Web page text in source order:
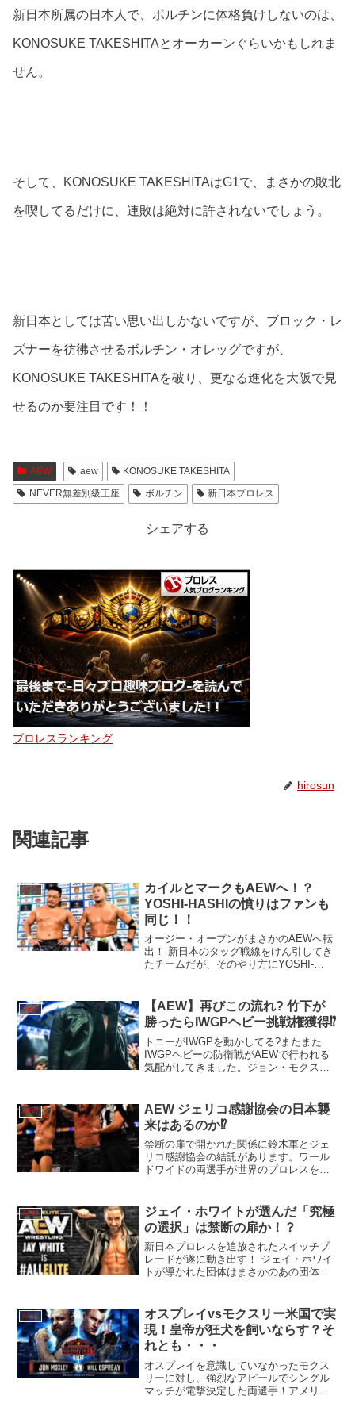
新日本所属の日本人で、ボルチンに体格負けしないのは、
KONOSUKE TAKESHITAとオーカーンぐらいかもしれま
せん。
そして、KONOSUKE TAKESHITAはG1で、まさかの敗北
を喫してるだけに、連敗は絶対に許されないでしょう。
新日本としては苦い思い出しかないですが、ブロック・レ
ズナーを彷彿させるボルチン・オレッグですが、
KONOSUKE TAKESHITAを破り、更なる進化を大阪で見
せるのか要注目です！！
AEW aew
KONOSUKE TAKESHITA
NEVER無差別級王座
ボルチン 新日本プロレス
シェアする
プロレスランキング
hirosun
関連記事
AEW
カイルとマークもAEWへ！？
YOSHI-HASHIの憤りはファンも
同じ！！
オージー・オープンがまさかのAEWへ転
出！ 新日本のタッグ戦線をけん引してき
たチームだが、そのやり方にYOSHI-
AEW
【AEW】再びこの流れ? 竹下が
勝ったらIWGPヘビー挑戦権獲得⁉
トニーがIWGPを動かしてる?またまた
IWGPヘビーの防衛戦がAEWで行われる
気配がしてきました。ジョン・モクスリ
す。確かに、竹下は日本でもトップレス
ラーの一角ですし、I...
AEW
AEW ジェリコ感謝協会の日本襲
来はあるのか⁉︎
禁断の扉で開かれた関係に鈴木軍とジェ
リコ感謝協会の結託があります。ワール
ドワイドの両選手が世界のプロレスをど
AEW
ジェイ・ホワイトが選んだ「究極
の選択」は禁断の扉か！？
新日本プロレスを追放されたスイッチブ
レードが遂に動き出す！ ジェイ・ホワイ
トが導かれた団体はまさかのあの団体だ
AEW
オスプレイvsモクスリー米国で実
現！皇帝が狂犬を飼いならす？そ
れとも・・・
オスプレイを意識していなかったモクス
リーに対し、強烈なアピールでシングル
マッチが電撃決定した両選手！アメリカ